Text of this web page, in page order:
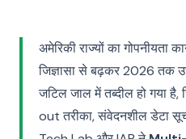
अमेरिकी राज्यों का गोपनीयता
जिज्ञासा से बढ़कर 2026 तक
जटिल जाल में तब्दील हो गया
out तरीका, संवेदनशील डेटा